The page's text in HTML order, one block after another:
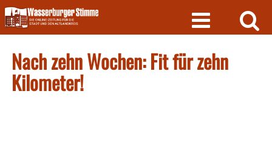
Skip
to
content
Nach zehn Wochen: Fit für zehn
Kilometer!